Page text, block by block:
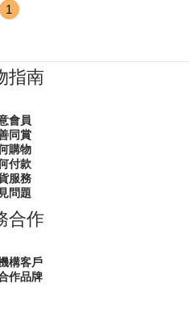
1
指南
會員
同賞
購物
付款
服務
問題
合作
構客戶
作品牌